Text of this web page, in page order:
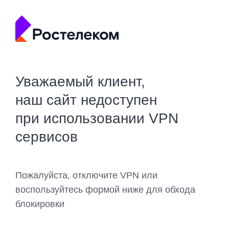
Уважаемый клиент,
наш сайт недоступен
при использовании VPN
сервисов
Пожалуйста, отключите VPN или
воспользуйтесь формой ниже для обхода
блокировки